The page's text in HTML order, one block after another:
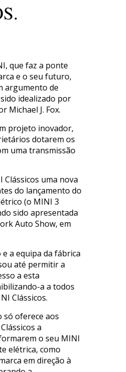
que faz a ponte
e o seu futuro,
argumento de
idealizado por
Michael J. Fox.
projeto inovador,
dotarem os
uma transmissão
Clássicos uma nova
do lançamento do
(o MINI 3
sido apresentada
Auto Show, em
a equipa da fábrica
até permitir a
a esta
a a todos
Clássicos.
só oferece aos
a
o seu MINI
elétrica, como
em direção à